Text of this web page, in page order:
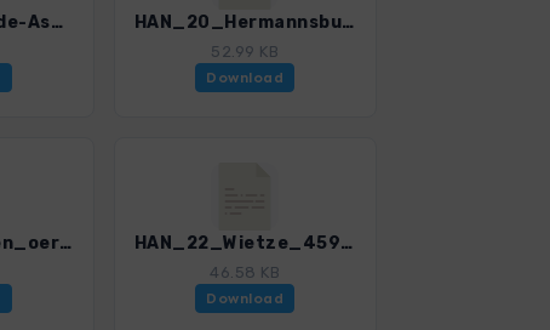
HAN_19_Eschede-Aschauteiche_4595_1.gpx HAN_20_Hermannsburg-Misselhorn_4595_1.gpx
52.99 KB
Download
HAN_21_Eversen_oertze_4595_1.gpx HAN_22_Wietze_4595_1.gpx
46.58 KB
Download